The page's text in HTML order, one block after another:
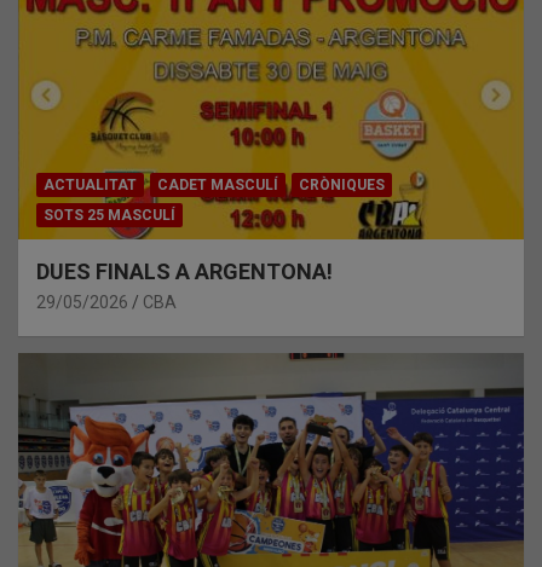
ACTUALITAT CADET MASCULÍ
CRÒNIQUES
SOTS 25 MASCULÍ
DUES FINALS A ARGENTONA!
29/05/2026 CBA